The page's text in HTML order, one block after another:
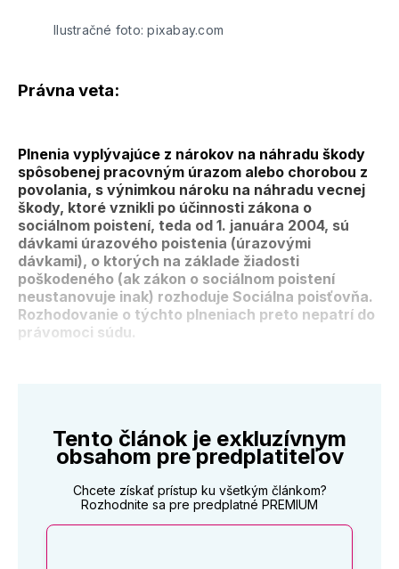
Ilustračné foto: pixabay.com
Právna veta:
Plnenia vyplývajúce z nárokov na náhradu škody
spôsobenej pracovným úrazom alebo chorobou z
povolania, s výnimkou nároku na náhradu vecnej
škody, ktoré vznikli po účinnosti zákona o
sociálnom poistení, teda od 1. januára 2004, sú
dávkami úrazového poistenia (úrazovými
dávkami), o ktorých na základe žiadosti
poškodeného (ak zákon o sociálnom poistení
neustanovuje inak) rozhoduje Sociálna poisťovňa.
Rozhodovanie o týchto plneniach preto nepatrí do
právomoci súdu.
Tento článok je exkluzívnym
obsahom pre predplatiteľov
Chcete získať prístup ku všetkým článkom?
Rozhodnite sa pre predplatné PREMIUM